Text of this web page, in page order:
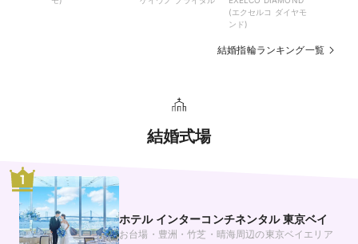
(エクセルコ ダイヤモ
ンド)
結婚指輪ランキング一覧
結婚式場
1
ホテル インターコンチネンタル 東京ベイ
お台場・豊洲・竹芝・晴海周辺の東京ベイエリア